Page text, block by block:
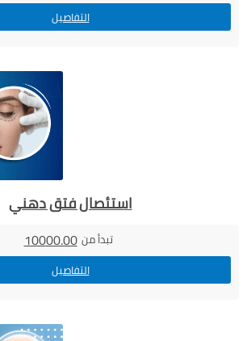
التفاصيل
استئصال فتق دهني
تبدأ من 10000.00
التفاصيل